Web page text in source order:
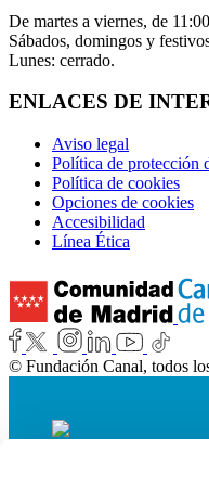
De martes a viernes, de
Sábados, domingos y
Lunes: cerrado.
ENLACES DE
Aviso legal
Política de protección
Política de cookies
Opciones de cookies
Accesibilidad
Línea Ética
© Fundación Canal, todos